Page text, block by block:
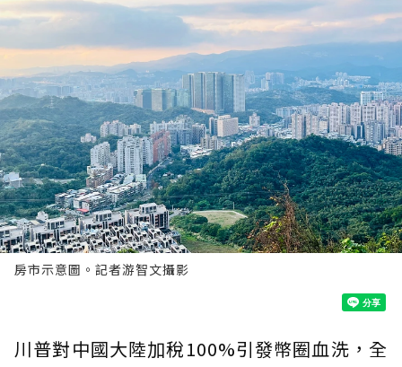
房市示意圖。記者游智文攝影
川普對中國大陸加稅100%引發幣圈血洗，全